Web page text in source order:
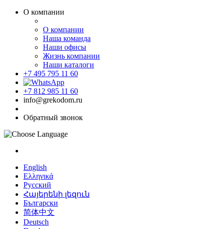
О компании
О компании
Наша команда
Наши офисы
Жизнь компании
Наши каталоги
+7 495 795 11 60
+7 812 985 11 60
info@grekodom.ru
Обратный звонок
English
Ελληνικά
Русский
Հայերենի լեզուն
Български
简体中文
Deutsch